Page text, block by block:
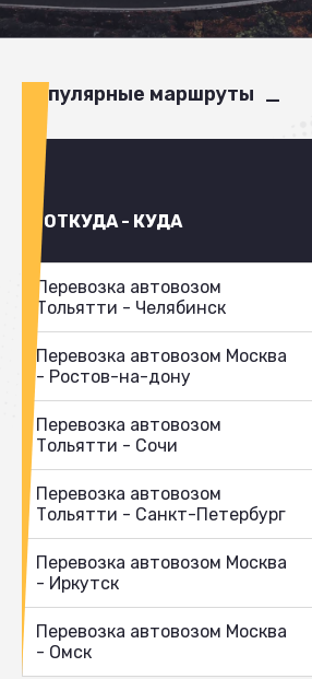
Популярные маршруты
ОТКУДА - КУДА
Перевозка автовозом
Тольятти - Челябинск
Перевозка автовозом Москва
- Ростов-на-дону
Перевозка автовозом
Тольятти - Сочи
Перевозка автовозом
Тольятти - Санкт-Петербург
Перевозка автовозом Москва
- Иркутск
Перевозка автовозом Москва
- Омск